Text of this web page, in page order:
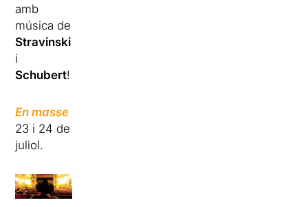
amb
música de
Stravinski
i
Schubert!
En masse
23 i 24 de
juliol.